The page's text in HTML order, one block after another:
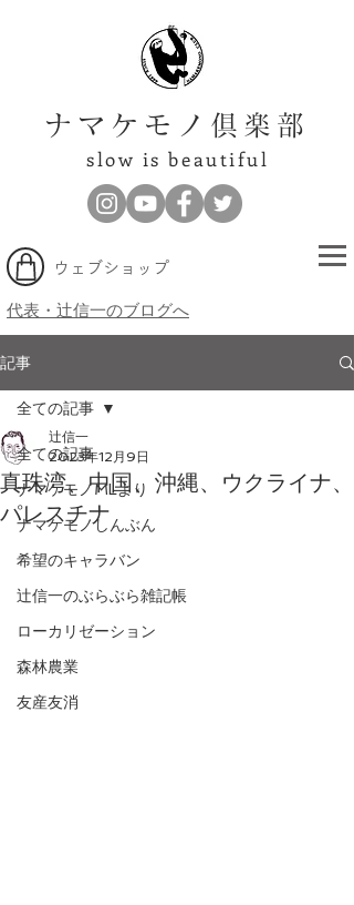
ナマケモノ倶楽部
slow is beautiful
​ウェブショップ
代表・辻信一のブログへ
記事
全ての記事
ナマケモノMLより
ナマケモノしんぶん
希望のキャラバン
辻信一のぶらぶら雑記帳
ローカリゼーション
森林農業
友産友消
全ての記事
真珠湾、中国、沖縄、ウクライナ、
パレスチナ
辻信一
2023年12月9日